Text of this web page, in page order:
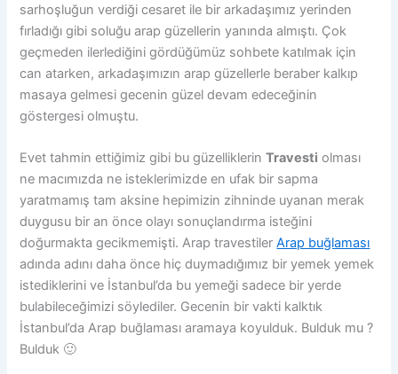
sarhoşluğun verdiği cesaret ile bir arkadaşımız yerinden
fırladığı gibi soluğu arap güzellerin yanında almıştı. Çok
geçmeden ilerlediğini gördüğümüz sohbete katılmak için
can atarken, arkadaşımızın arap güzellerle beraber kalkıp
masaya gelmesi gecenin güzel devam edeceğinin
göstergesi olmuştu.
Evet tahmin ettiğimiz gibi bu güzelliklerinTravesti olması
ne macımızda ne isteklerimizde en ufak bir sapma
yaratmamış tam aksine hepimizin zihninde uyanan merak
duygusu bir an önce olayı sonuçlandırma isteğini
doğurmakta gecikmemişti. Arap travestilerArap buğlaması
adında adını daha önce hiç duymadığımız bir yemek yemek
istediklerini ve İstanbul’da bu yemeği sadece bir yerde
bulabileceğimizi söylediler. Gecenin bir vakti kalktık
İstanbul’da Arap buğlaması aramaya koyulduk. Bulduk mu ?
Bulduk 🙂